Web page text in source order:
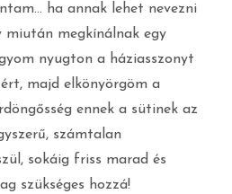
ha annak lehet nevezni
megkínálnak egy
nyugton a háziasszonyt
majd elkönyörgöm a
ennek a sütinek az
számtalan
sokáig friss marad és
szükséges hozzá!